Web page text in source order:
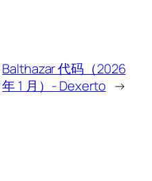
Balthazar 代码（2026
年 1 月）- Dexerto →